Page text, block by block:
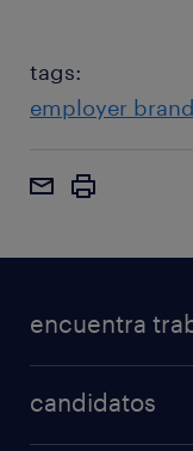
tags:
employer
encuentra
candidatos